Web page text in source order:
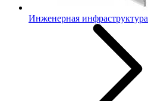
Инженерная инфраструктура